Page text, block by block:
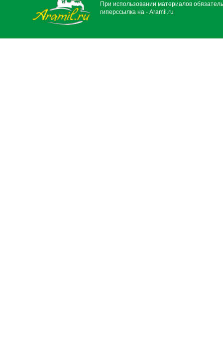
При использовании материалов
гиперссылка на - Aramil.ru